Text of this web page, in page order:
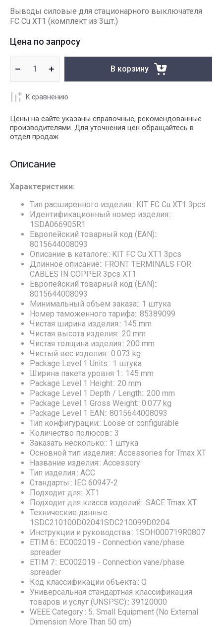
Выводы силовые для стационарного выключателя
FC Cu XT1 (комплект из 3шт.)
Цена по запросу
В корзину
К сравнению
Цены на сайте указаны справочные, рекомендованные
производителями. Для уточнения цен обращайтесь в
отдел продаж
Описание
Характеристики:
Тип расширенного изделия:: KIT FC Cu XT1 3pcs
Идентификационный номер изделия::
1SDA066905R1
Европейский товарный код (EAN)::
8015644008093
Описание в каталоге:: KIT FC Cu XT1 3pcs
Длинное описание:: FRONT TERMINALS FOR
CABLES IN COPPER 3pcs XT1
Европейский товарный код (EAN)::
8015644008093
Минимальный объем заказа:: 1 штука
Номер таможенного тарифа:: 85389099
Чистая ширина изделия:: 145 mm
Чистая высота изделия:: 20 mm
Чистая толщина изделия:: 200 mm
Чистый вес изделия:: 0.073 kg
Package Level 1 Units:: 1 штука
Ширина пакета уровня 1:: 145 mm
Package Level 1 Height:: 20 mm
Package Level 1 Depth / Length:: 200 mm
Package Level 1 Gross Weight:: 0.077 kg
Package Level 1 EAN:: 8015644008093
Тип конфигурации:: Loose or configurable
Количество полюсов:: 3
Заказать несколько:: 1 штука
Основной тип изделия:: Accessories for Tmax XT
Название изделия:: Accessory
Тип изделия:: ACC
Стандарты:: IEC 60947-2
Подходит для:: XT1
Подходит для класса изделий:: SACE Tmax XT
Технические данные::
1SDC210100D02041SDC210099D0204
Инструкции и руководства:: 1SDH000719R0807
ETIM 6:: EC002019 - Connection vane/phase
spreader
ETIM 7:: EC002019 - Connection vane/phase
spreader
Код классификации объекта:: Q
Универсальная стандартная классификация
товаров и услуг (UNSPSC):: 39120000
WEEE Category:: 5. Small Equipment (No External
Dimension More Than 50 cm)